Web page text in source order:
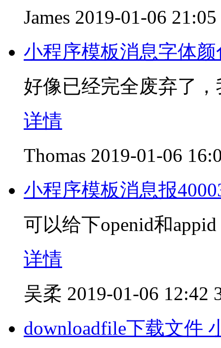
James 2019-01-06 21:05
小程序模板消息字体
好像已经完全废弃了
详情
Thomas 2019-01-06
小程序模板消息报
可以给下openid和
详情
吴柔 2019-01-06 12:42
downloadfile下载文件